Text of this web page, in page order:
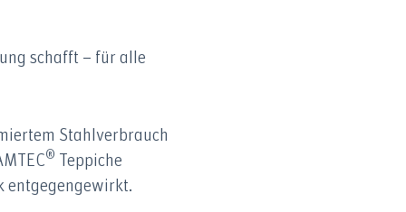
schafft – für alle
Stahlverbrauch
®
Teppiche
entgegengewirkt.